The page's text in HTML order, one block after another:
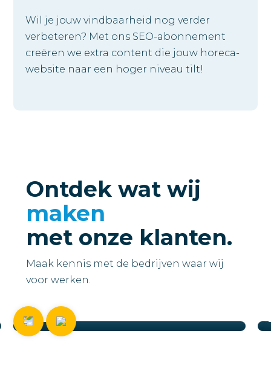
Wil je jouw vindbaarheid nog verder
verbeteren? Met ons SEO-abonnement
creëren we extra content die jouw horeca-
website naar een hoger niveau tilt!
Ontdek wat wij
maken
met onze klanten.
Maak kennis met de bedrijven waar wij
voor werken.
TransitionHERO
Bekijken